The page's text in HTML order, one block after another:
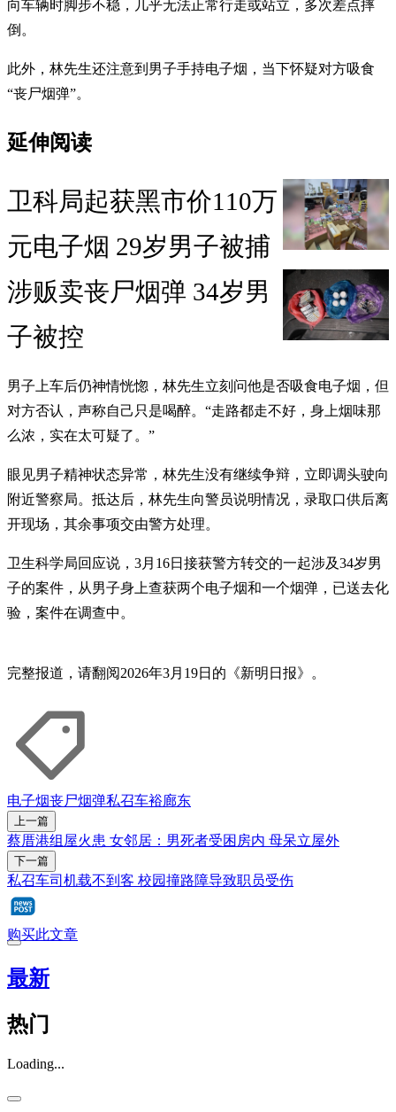
向车辆时脚步不稳，几乎无法正常行走或站立，多次差点摔
倒。
此外，林先生还注意到男子手持电子烟，当下怀疑对方吸食
“丧尸烟弹”。
延伸阅读
卫科局起获黑市价110万
元电子烟 29岁男子被捕
涉贩卖丧尸烟弹 34岁男
子被控
男子上车后仍神情恍惚，林先生立刻问他是否吸食电子烟，但
对方否认，声称自己只是喝醉。“走路都走不好，身上烟味那
么浓，实在太可疑了。”
眼见男子精神状态异常，林先生没有继续争辩，立即调头驶向
附近警察局。抵达后，林先生向警员说明情况，录取口供后离
开现场，其余事项交由警方处理。
卫生科学局回应说，3月16日接获警方转交的一起涉及34岁男
子的案件，从男子身上查获两个电子烟和一个烟弹，已送去化
验，案件在调查中。
完整报道，请翻阅2026年3月19日的《新明日报》。
电子烟丧尸烟弹私召车裕廊东
上一篇
蔡厝港组屋火患 女邻居：男死者受困房内 母呆立屋外
下一篇
私召车司机载不到客 校园撞路障导致职员受伤
购买此文章
最新
热门
Loading...